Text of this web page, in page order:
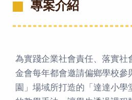
專案介紹
為實踐企業社會責任、落實社
金會每年都會邀請偏鄉學校參
園」場域所打造的「達達小學